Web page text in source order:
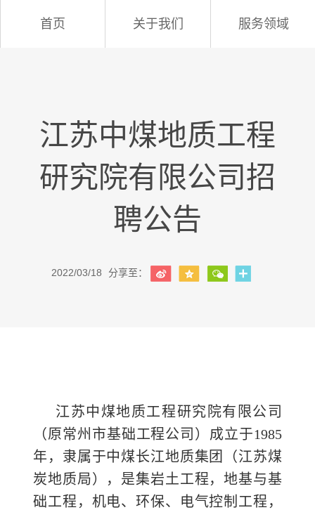
首页 关于我们 服务领域
江苏中煤地质工程
研究院有限公司招
聘公告
2022/03/18 分享至：
江苏中煤地质工程研究院有限公司
（原常州市基础工程公司）成立于1985
年，隶属于中煤长江地质集团（江苏煤
炭地质局），是集岩土工程，地基与基
础工程，机电、环保、电气控制工程，